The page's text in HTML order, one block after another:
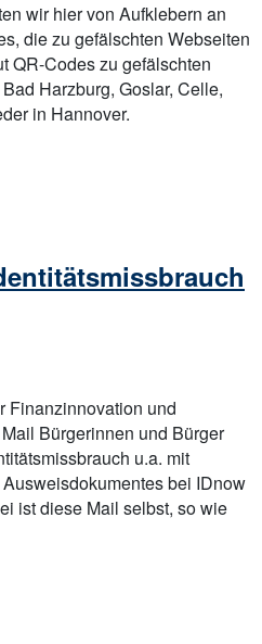
wir hier von Aufklebern an
die zu gefälschten Webseiten
QR-Codes zu gefälschten
Harzburg, Goslar, Celle,
in Hannover.
Finanzinnovation und
Bürgerinnen und Bürger
u.a. mit
bei IDnow
ist diese Mail selbst, so wie